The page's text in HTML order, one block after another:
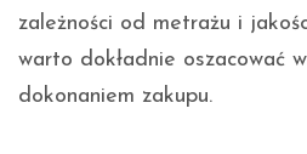
zależności od metrażu i
warto dokładnie oszacować
dokonaniem zakupu.